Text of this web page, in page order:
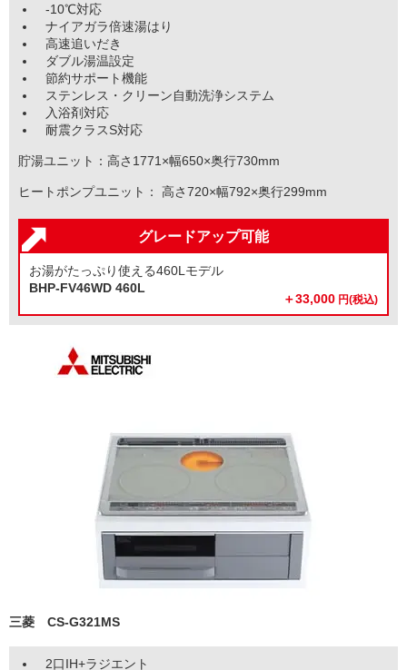
-10℃対応
ナイアガラ倍速湯はり
高速追いだき
ダブル湯温設定
節約サポート機能
ステンレス・クリーン自動洗浄システム
入浴剤対応
耐震クラスS対応
貯湯ユニット：高さ1771×幅650×奥行730mm
ヒートポンプユニット： 高さ720×幅792×奥行299mm
グレードアップ可能
お湯がたっぷり使える460Lモデル
BHP-FV46WD 460L
＋33,000 円(税込)
三菱 CS-G321MS
2口IH+ラジエント